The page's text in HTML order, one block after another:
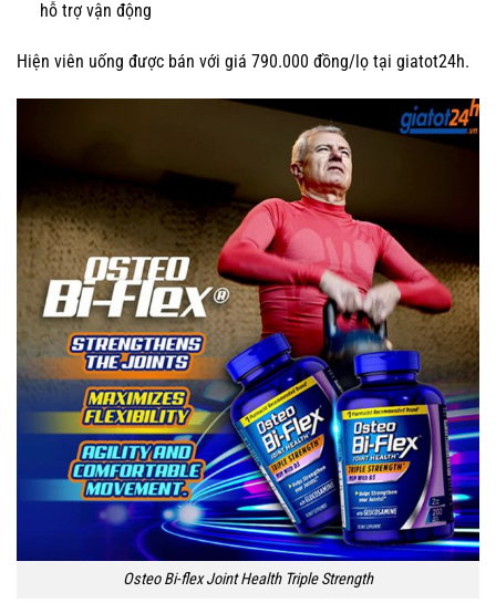
hỗ trợ vận động
Hiện viên uống được bán với giá 790.000 đồng/lọ tại giatot24h.
Osteo Bi-flex Joint Health Triple Strength